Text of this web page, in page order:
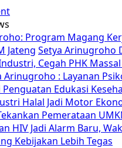
Program Magang
Jateng Setya Arinugroho
Cegah PHK
Arinugroho : Layanan
Edukasi
Halal Jadi Motor
Pemerataan
HIV Jadi Alarm Baru,
Kebijakan Lebih Tegas